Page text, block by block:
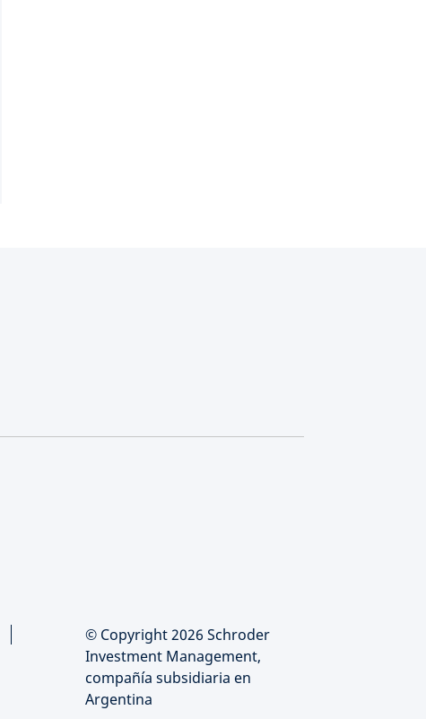
© Copyright 2026 Schroder
Investment Management,
compañía subsidiaria en
Argentina